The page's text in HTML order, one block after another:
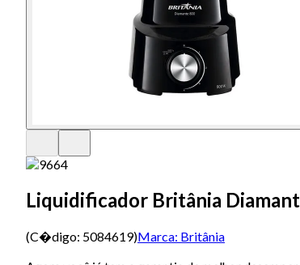
Liquidificador Britânia
(C�digo: 5084619)Marca: Britânia